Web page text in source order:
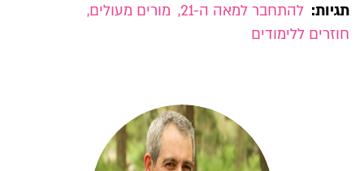
תגיות: להתחבר למאה ה-21 , מורים מעולים,
חוזרים ללימודים